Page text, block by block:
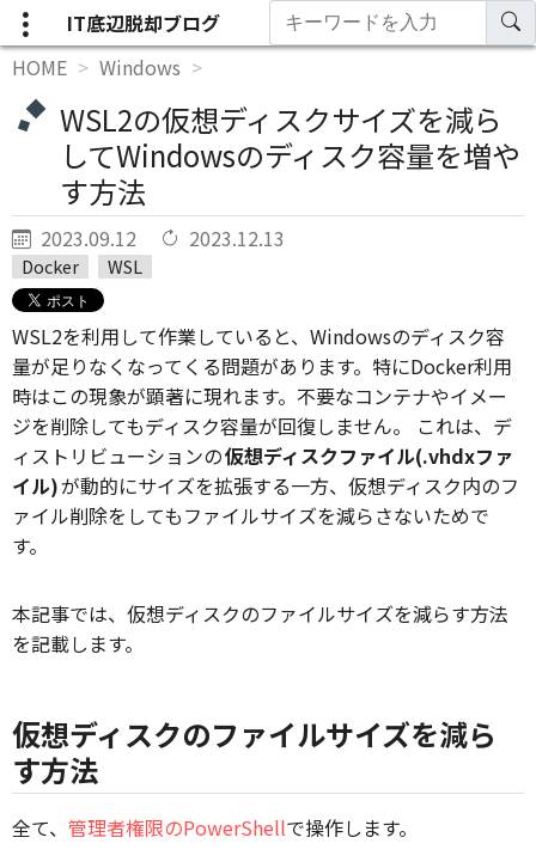
IT底辺脱却ブログ
HOME
Windows
WSL2の仮想ディスクサイズを減ら
してWindowsのディスク容量を増や
す方法
2023.09.12 2023.12.13
Docker WSL
WSL2を利用して作業していると、Windowsのディスク容
量が足りなくなってくる問題があります。特にDocker利用
時はこの現象が顕著に現れます。不要なコンテナやイメー
ジを削除してもディスク容量が回復しません。 これは、デ
ィストリビューションの仮想ディスクファイル(.vhdxファ
イル)が動的にサイズを拡張する一方、仮想ディスク内のフ
ァイル削除をしてもファイルサイズを減らさないためで
す。
本記事では、仮想ディスクのファイルサイズを減らす方法
を記載します。
仮想ディスクのファイルサイズを減ら
す方法
全て、管理者権限のPowerShellで操作します。